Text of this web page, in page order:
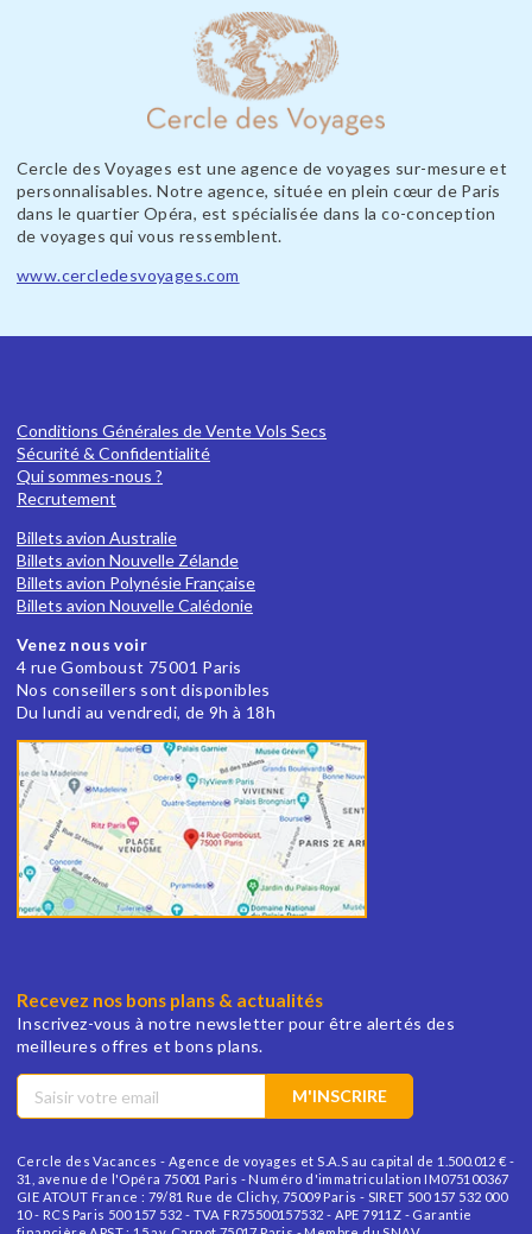
Cercle des Voyages est une agence de voyages sur-mesure et
personnalisables. Notre agence, située en plein cœur de Paris
dans le quartier Opéra, est spécialisée dans la co-conception
de voyages qui vous ressemblent.
www.cercledesvoyages.com
Conditions Générales de Vente Vols Secs
Sécurité & Confidentialité
Qui sommes-nous ?
Recrutement
Billets avion Australie
Billets avion Nouvelle Zélande
Billets avion Polynésie Française
Billets avion Nouvelle Calédonie
Venez nous voir
4 rue Gomboust 75001 Paris
Nos conseillers sont disponibles
Du lundi au vendredi, de 9h à 18h
Recevez nos bons plans & actualités
Inscrivez-vous à notre newsletter pour être alertés des
meilleures offres et bons plans.
M'INSCRIRE
Cercle des Vacances - Agence de voyages et S.A.S au capital de 1.500.012 € -
31, avenue de l'Opéra 75001 Paris - Numéro d'immatriculation IM075100367
GIE ATOUT France : 79/81 Rue de Clichy, 75009 Paris - SIRET 500 157 532 000
10 - RCS Paris 500 157 532 - TVA FR75500157532 - APE 7911Z - Garantie